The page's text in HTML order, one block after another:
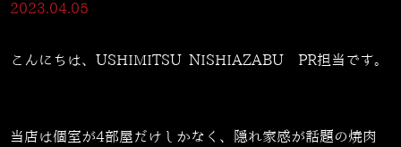
2023.04.05
こんにちは、USHIMITSU NISHIAZABU PR担当です。
当店は個室が4部屋だけしかなく、隠れ家感が話題の焼肉